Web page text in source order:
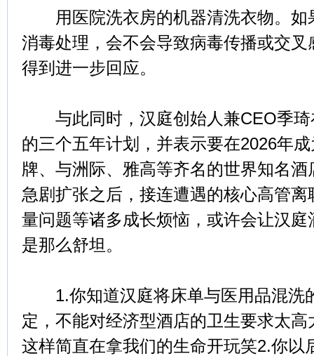
用医院洗衣房的机器清洗衣物。如
消毒处理，会不会导致病毒传播或交
得到进一步回应。
与此同时，汉庭创始人兼CEO季琦
的三个五年计划，并表示要在2026年
牌、与洲际、雅高等齐名的世界知名
急剧扩张之后，接连遭遇的核心高管
量问题等诸多成长烦恼，或许会让汉
是那么舒坦。
1.你知道汉庭将床单与医用品混洗
定，不能对经济型酒店的卫生要求太
这样简直在拿我们的生命开玩笑2.你以